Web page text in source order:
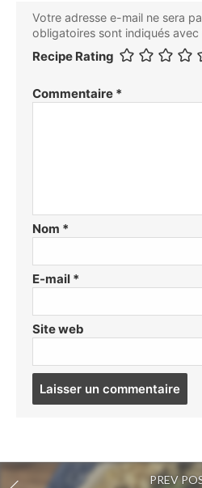
Votre adresse e-mail ne sera
obligatoires sont indiqués avec
Recipe Rating
Commentaire *
Nom *
E-mail *
Site web
PREV